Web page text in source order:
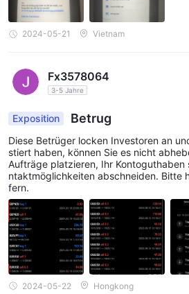
2024-05-21 Vietnam
Fx3578064
3-5 Jahre
Exposition Betrug
Diese Betrüger locken Investoren an
stiert haben, können Sie es nicht
Aufträge platzieren, Ihr Kontoguthaben
ntaktmöglichkeiten abschneiden. Bitte
fern.
2024-05-22 Hongkong